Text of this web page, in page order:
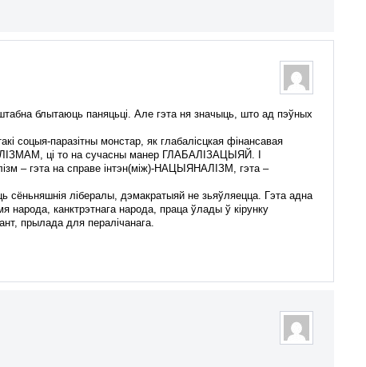
блытаюць паняцьці. Але гэта ня значыць, што ад пэўных
паразітны монстар, як глабалісцкая фінансавая
ці то на сучасны манер ГЛАБАЛІЗАЦЫЯЙ. І
– гэта на справе інтэн(між)-НАЦЫЯНАЛІЗМ, гэта –
лібералы, дэмакратыяй не зьяўляецца. Гэта адна
канктрэтнага народа, праца ўлады ў кірунку
прылада для пералічанага.